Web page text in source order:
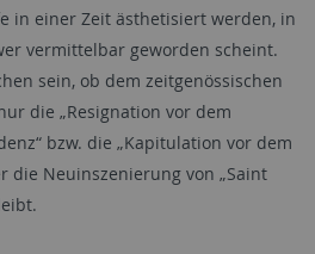
in einer Zeit ästhetisiert werden, in
vermittelbar geworden scheint.
sein, ob dem zeitgenössischen
die „Resignation vor dem
bzw. die „Kapitulation vor dem
die Neuinszenierung von „Saint